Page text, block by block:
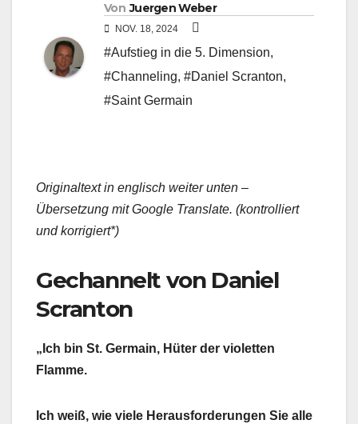
Von Juergen Weber
NOV. 18, 2024
#Aufstieg in die 5. Dimension,
#Channeling, #Daniel Scranton,
#Saint Germain
Originaltext in englisch weiter unten –
Übersetzung mit Google Translate. (kontrolliert
und korrigiert*)
Gechannelt von Daniel
Scranton
„Ich bin St. Germain, Hüter der violetten
Flamme.
Ich weiß, wie viele Herausforderungen Sie alle